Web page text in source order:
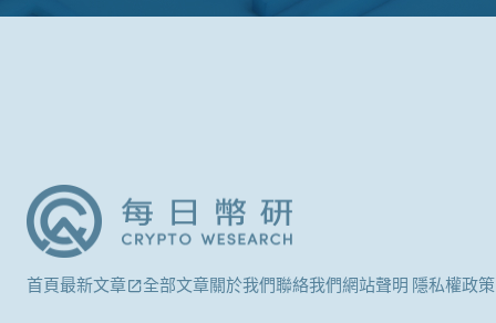
首頁最新文章 全部文章關於我們聯絡我們網站聲明 隱私權政策